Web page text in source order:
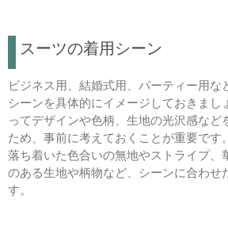
スーツの着用シーン
ビジネス用、結婚式用、パーティー用な
シーンを具体的にイメージしておきまし
ってデザインや色柄、生地の光沢感など
ため、事前に考えておくことが重要です
落ち着いた色合いの無地やストライプ、
のある生地や柄物など、シーンに合わせ
す。